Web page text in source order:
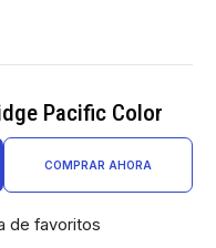
Pacific Color
COMPRAR AHORA
de favoritos